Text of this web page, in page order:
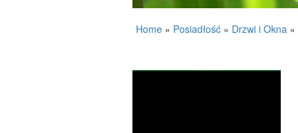
Home » Posiadłość » Drzwi i Okna »